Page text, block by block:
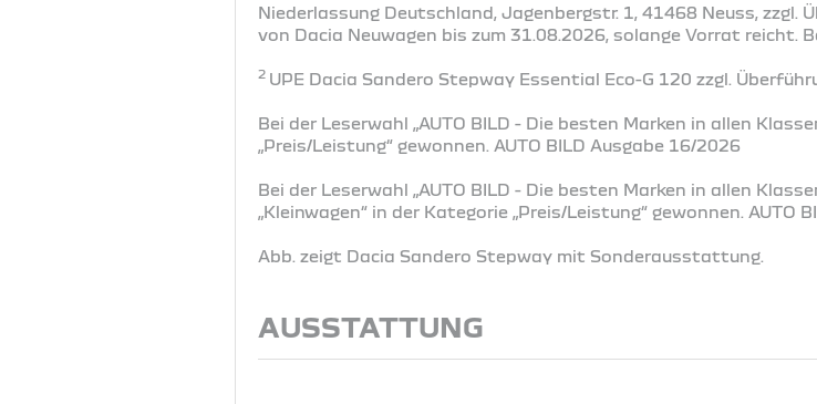
Niederlassung Deutschland, Jagenbergstr. 1, 41468 Neuss, zzgl.
von Dacia Neuwagen bis zum 31.08.2026, solange Vorrat reicht.
2 UPE Dacia Sandero Stepway Essential Eco-G 120 zzgl.
Bei der Leserwahl „AUTO BILD - Die besten Marken in allen
„Preis/Leistung“ gewonnen. AUTO BILD Ausgabe 16/2026
Bei der Leserwahl „AUTO BILD - Die besten Marken in allen
„Kleinwagen“ in der Kategorie „Preis/Leistung“ gewonnen. AUTO
Abb. zeigt Dacia Sandero Stepway mit Sonderausstattung.
AUSSTATTUNG